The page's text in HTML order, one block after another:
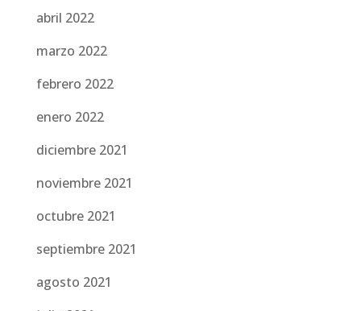
abril 2022
marzo 2022
febrero 2022
enero 2022
diciembre 2021
noviembre 2021
octubre 2021
septiembre 2021
agosto 2021